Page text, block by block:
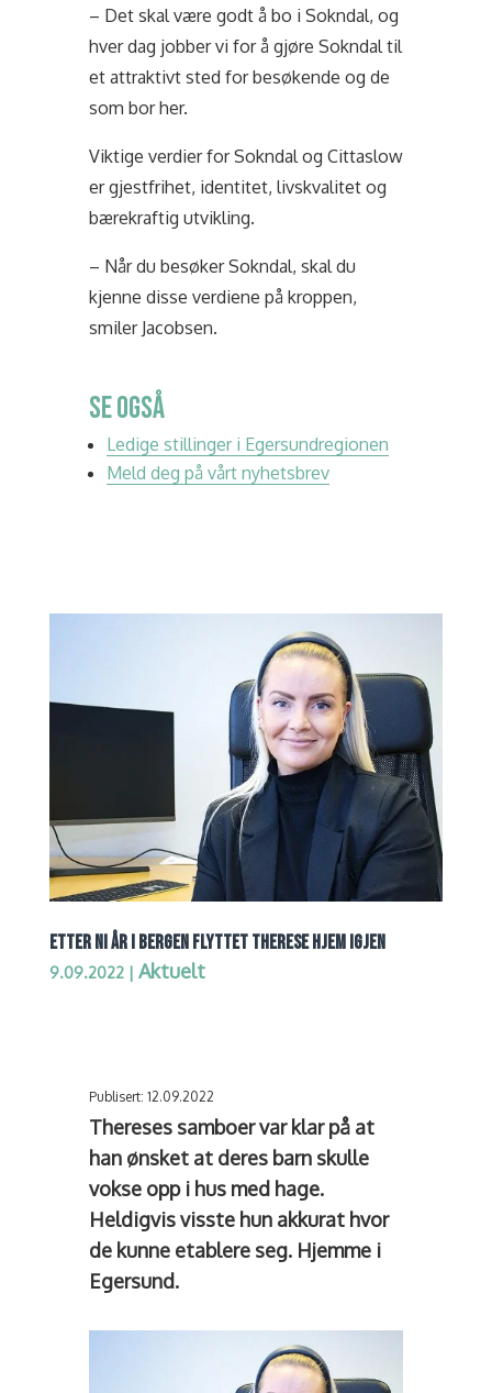
– Det skal være godt å bo i Sokndal, og
hver dag jobber vi for å gjøre Sokndal til
et attraktivt sted for besøkende og de
som bor her.
Viktige verdier for Sokndal og Cittaslow
er gjestfrihet, identitet, livskvalitet og
bærekraftig utvikling.
– Når du besøker Sokndal, skal du
kjenne disse verdiene på kroppen,
smiler Jacobsen.
SE OGSÅ
Ledige stillinger i Egersundregionen
Meld deg på vårt nyhetsbrev
ETTER NI ÅR I BERGEN FLYTTET THERESE HJEM IGJEN
9.09.2022| Aktuelt
Publisert: 12.09.2022
Thereses samboer var klar på at
han ønsket at deres barn skulle
vokse opp i hus med hage.
Heldigvis visste hun akkurat hvor
de kunne etablere seg. Hjemme i
Egersund.